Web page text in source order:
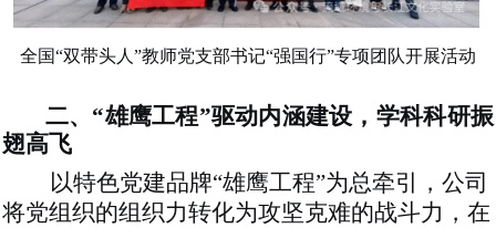
全国“双带头人”教师党支部书记“强国行”专项团队开展活动
二、 “雄鹰工程”驱动内涵建设，学科科研振
翅高飞
以特色党建品牌“雄鹰工程”为总牵引，公司
将党组织的组织力转化为攻坚克难的战斗力，在